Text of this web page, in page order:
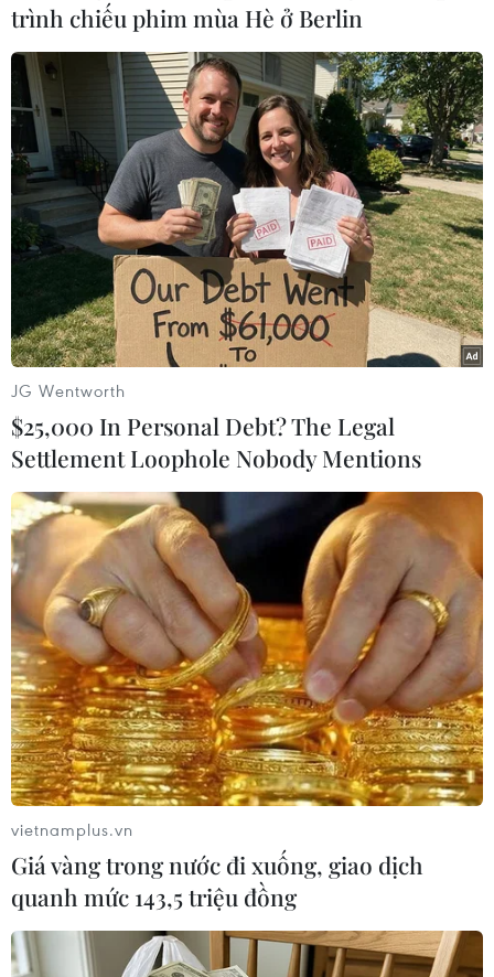
#Iran #Mohsen Fakhrizadeh #Ám sát
#Bộ Tình báo
#Chương trình hạt nhân
Iran
TIN LIÊN QUAN
Cộng đồng quốc tế kêu gọi kiềm chế sau
vụ nhà khoa học Iran bị sát hại
trình chiếu phim mùa Hè ở Berlin
JG Wentworth
$25,000 In Personal Debt? The Legal
Settlement Loophole Nobody Mentions
vietnamplus.vn
Giá vàng trong nước đi xuống, giao dịch
quanh mức 143,5 triệu đồng